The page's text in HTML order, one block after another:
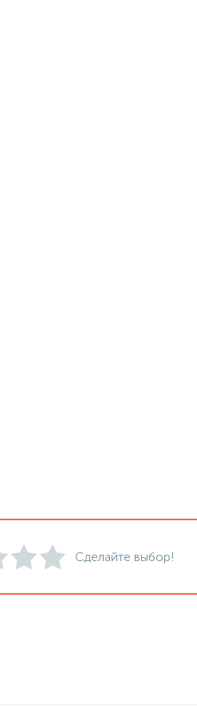
Сделайте выбор!